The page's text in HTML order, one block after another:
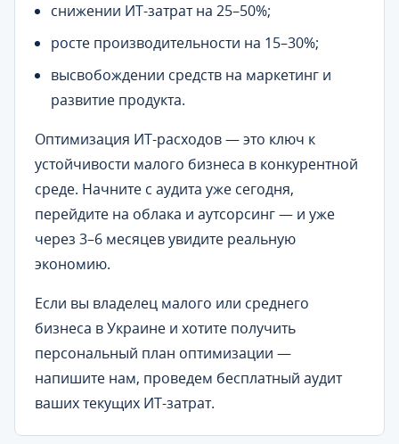
снижении ИТ-затрат на 25–50%;
росте производительности на 15–30%;
высвобождении средств на маркетинг и
развитие продукта.
Оптимизация ИТ-расходов — это ключ к
устойчивости малого бизнеса в конкурентной
среде. Начните с аудита уже сегодня,
перейдите на облака и аутсорсинг — и уже
через 3–6 месяцев увидите реальную
экономию.
Если вы владелец малого или среднего
бизнеса в Украине и хотите получить
персональный план оптимизации —
напишите нам, проведем бесплатный аудит
ваших текущих ИТ-затрат.